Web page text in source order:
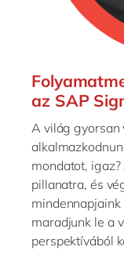
az SAP
A világ gyorsan
mondatot,
pillanatra, és
maradjunk le a
perspektívából